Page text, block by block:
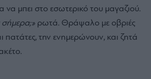
να μπει στο εσωτερικό του μαγαζιού.
σήμερα;» ρωτά. Θράψαλο με οβριές
πατάτες, την ενημερώνουν, και ζητά